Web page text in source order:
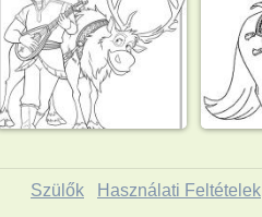
Szülők Használati Feltételek